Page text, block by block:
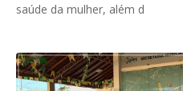
saúde da mulher, além d